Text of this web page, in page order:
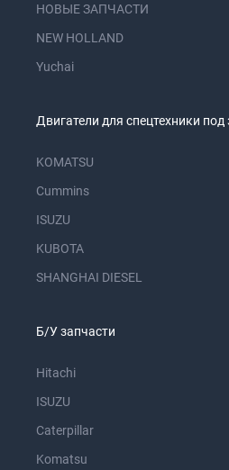
НОВЫЕ ЗАПЧАСТИ
NEW HOLLAND
Yuchai
Двигатели для спецтехники
KOMATSU
Cummins
ISUZU
KUBOTA
SHANGHAI DIESEL
Б/У запчасти
Hitachi
ISUZU
Caterpillar
Komatsu